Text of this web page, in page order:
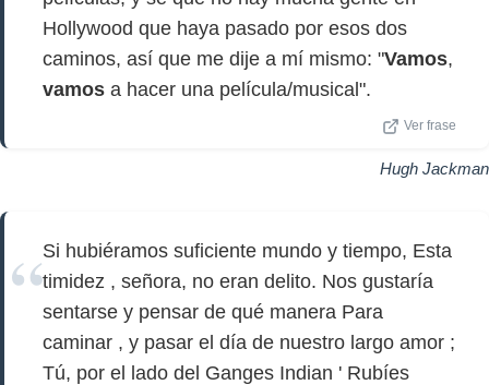
Hollywood que haya pasado por esos dos
caminos, así que me dije a mí mismo: "Vamos,
vamos a hacer una película/musical".
Ver frase
Hugh Jackman
Si hubiéramos suficiente mundo y tiempo, Esta
timidez , señora, no eran delito. Nos gustaría
sentarse y pensar de qué manera Para
caminar , y pasar el día de nuestro largo amor ;
Tú, por el lado del Ganges Indian ' Rubíes